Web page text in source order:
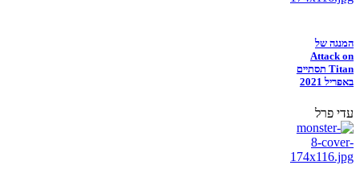
המנגה של
Attack on
Titan תסתיים
באפריל 2021
עדי פרל